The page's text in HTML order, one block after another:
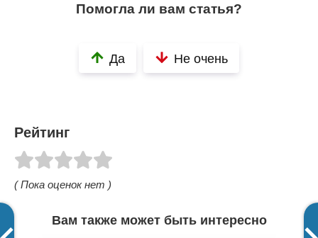
Помогла ли вам статья?
Да Не очень
Рейтинг
( Пока оценок нет )
Вам также может быть интересно